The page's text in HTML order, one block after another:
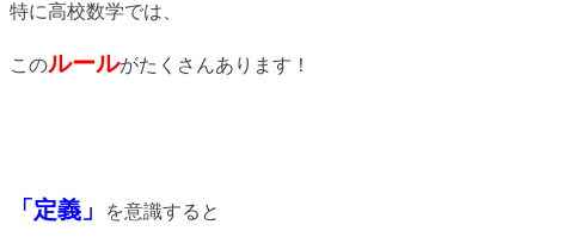
特に高校数学では、
このルールがたくさんあります！
「定義」 を意識すると